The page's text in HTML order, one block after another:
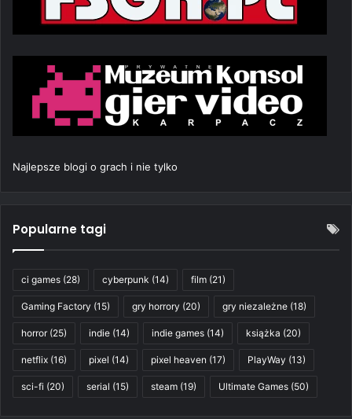
Najlepsze blogi o grach i nie tylko
Popularne tagi
ci games (28) cyberpunk (14) film (21)
Gaming Factory (15) gry horrory (20) gry niezależne (18)
horror(25) indie (14) indie games (14) książka (20)
netflix (16) pixel (14) pixel heaven (17) PlayWay (13)
sci-fi (20) serial (15) steam (19) Ultimate Games (50)